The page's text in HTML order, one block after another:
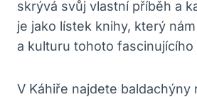
skrývá svůj vlastní příběh a
je jako lístek knihy, který
a kulturu tohoto fascinujícího
V Káhiře najdete baldachýny